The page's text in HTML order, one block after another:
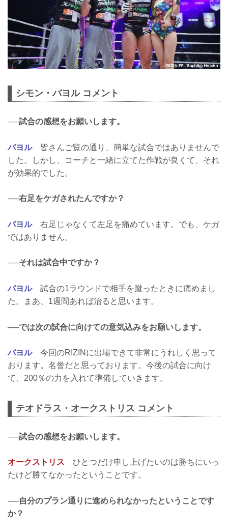
シモン・バヨル コメント
──試合の感想をお願いします。
バヨル皆さんご覧の通り、簡単な試合ではありませんで
した。しかし、コーチと一緒に立てた作戦が良くて、それ
が効果的でした。
──右足をケガされたんですか？
バヨル右足じゃなくて左足を痛めています。でも、ケガ
ではありません。
──それは試合中ですか？
バヨル試合の1ラウンドで相手を蹴ったときに痛めまし
た。まあ、1週間あれば治ると思います。
──では次の試合に向けての意気込みをお願いします。
バヨル今回のRIZINに出場できて非常にうれしく思って
おります。名誉だと思っております。今後の試合に向け
て、200％の力を入れて準備していきます。
テオドラス・オークストリス コメント
──試合の感想をお願いします。
オークストリス ひとつだけ申し上げたいのは勝ちにいっ
たけど勝てなかったということです。
──自分のプラン通りに進められなかったということです
か？